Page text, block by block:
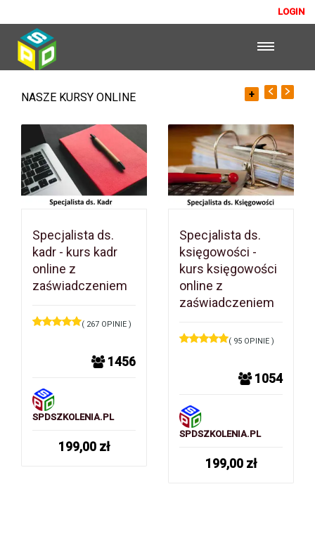
LOGIN
NASZE KURSY ONLINE +
Specjalista ds.
kadr - kurs kadr
online z
zaświadczeniem
( 267 OPINIE )
1456
SPDSZKOLENIA.PL
199,00 zł
Specjalista ds.
księgowości -
kurs księgowości
online z
zaświadczeniem
( 95 OPINIE )
1054
SPDSZKOLENIA.PL
199,00 zł